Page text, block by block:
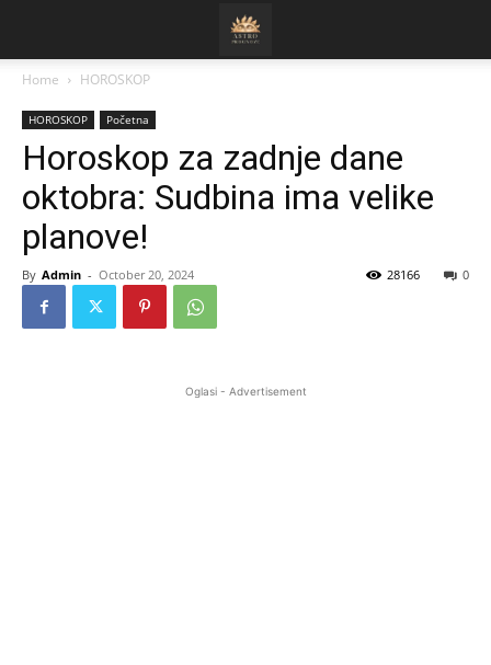
Home HOROSKOP
HOROSKOP Početna
Horoskop za zadnje dane
oktobra: Sudbina ima velike
planove!
By Admin - October 20, 2024 0
28166
Oglasi - Advertisement